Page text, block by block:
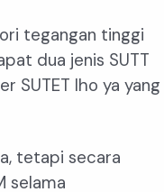
tegangan tinggi
dua jenis SUTT
SUTET lho ya yang
tetapi secara
selama